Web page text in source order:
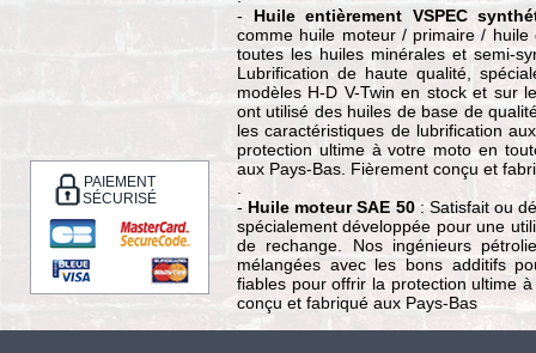
PAIEMENT
SÉCURISÉ
- Huile entièrement VSPEC
comme huile moteur / primaire /
toutes les huiles minérales et semi-
Lubrification de haute qualité,
modèles H-D V-Twin en stock et sur
ont utilisé des huiles de base de
les caractéristiques de lubrification
protection ultime à votre moto en
aux Pays-Bas. Fièrement conçu et
.
-Huile moteur SAE 50: Satisfait ou
spécialement développée pour une
de rechange. Nos ingénieurs
mélangées avec les bons additifs
fiables pour offrir la protection ultime
conçu et fabriqué aux Pays-Bas